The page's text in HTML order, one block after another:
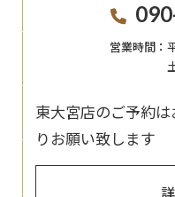
営業時間：
東大宮店のご予約
りお願い致します